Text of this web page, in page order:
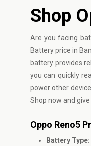
Shop
Are you facing
Battery price in
battery provides
you can quickly
power other
Shop now and
Oppo Reno5
Battery Type: